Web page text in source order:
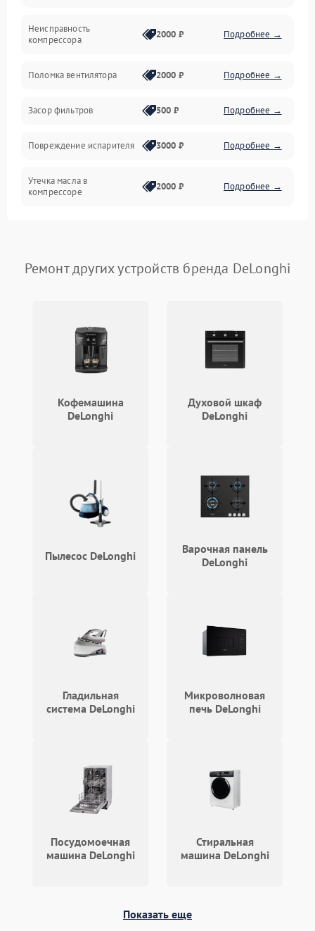
Электропитание
Неисправность
компрессора
2000 ₽ Подробнее →
Поломка вентилятора 2000 ₽ Подробнее →
Засор фильтров 500 ₽ Подробнее →
Повреждение испарителя 3000 ₽ Подробнее →
Утечка масла в
компрессоре
2000 ₽ Подробнее →
Неисправность
Подробнее →
вентилятора
Повреждение корпуса Подробнее →
Ремонт других устройств бренда DeLonghi
Кофемашина
DeLonghi
Духовой шкаф
DeLonghi
Пылесос DeLonghi
Варочная панель
DeLonghi
Гладильная
система DeLonghi
Микроволновая
печь DeLonghi
Посудомоечная
машина DeLonghi
Стиральная
машина DeLonghi
Показать еще